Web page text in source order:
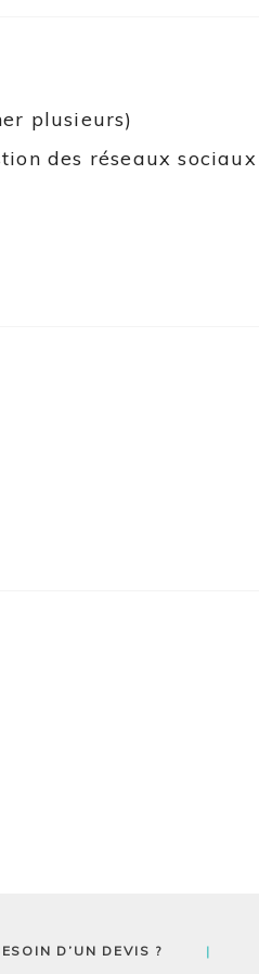
plusieurs)
des réseaux sociaux
D’UN DEVIS ?